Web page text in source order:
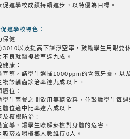
進學校成績持續進步，以特優為目標。
進學校特色：
健
以及提高下課淨空率，鼓勵學生用眼要
良就醫複檢率達九成。
康：
導，請學生選擇1000ppm的含氟牙膏，以
診齲齒診治率達九成以上。
位：
生兩餐之間飲用無糖飲料，並鼓勵學生每
位適中比率達六成以上
檳榔防治：
導，讓學生瞭解菸檳對身體的危害。
菸及嚼檳榔人數維持0人。